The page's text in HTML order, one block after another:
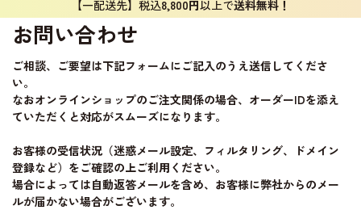
【一配送先】税込8,800円以上で送料無料！
お問い合わせ
ご相談、ご要望は下記フォームにご記入のうえ送信してくださ
い。
なおオンラインショップのご注文関係の場合、オーダーIDを添え
ていただくと対応がスムーズになります。
お客様の受信状況（迷惑メール設定、フィルタリング、ドメイン
登録など）をご確認の上ご利用ください。
場合によっては自動返答メールを含め、お客様に弊社からのメー
ルが届かない場合がございます。